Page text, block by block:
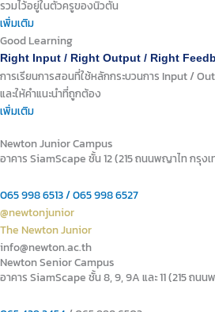
รวมไว้อยู่ในตัวครูของนิวตัน
เพิ่มเติม
Good Learning
Right Input / Right Output / Right
การเรียนการสอนที่ใช้หลักกระบวนการ Input /
และให้คำแนะนำที่ถูกต้อง
เพิ่มเติม
Newton Junior Campus
อาคาร SiamScape ชั้น 12 (215 ถนนพญาไท กรุง
065 998 6513 / 065 998 6527
@newtonjunior
The Newton Junior
info@newton.ac.th
Newton Senior Campus
อาคาร SiamScape ชั้น 8, 9, 9A และ 11 (215 ถน